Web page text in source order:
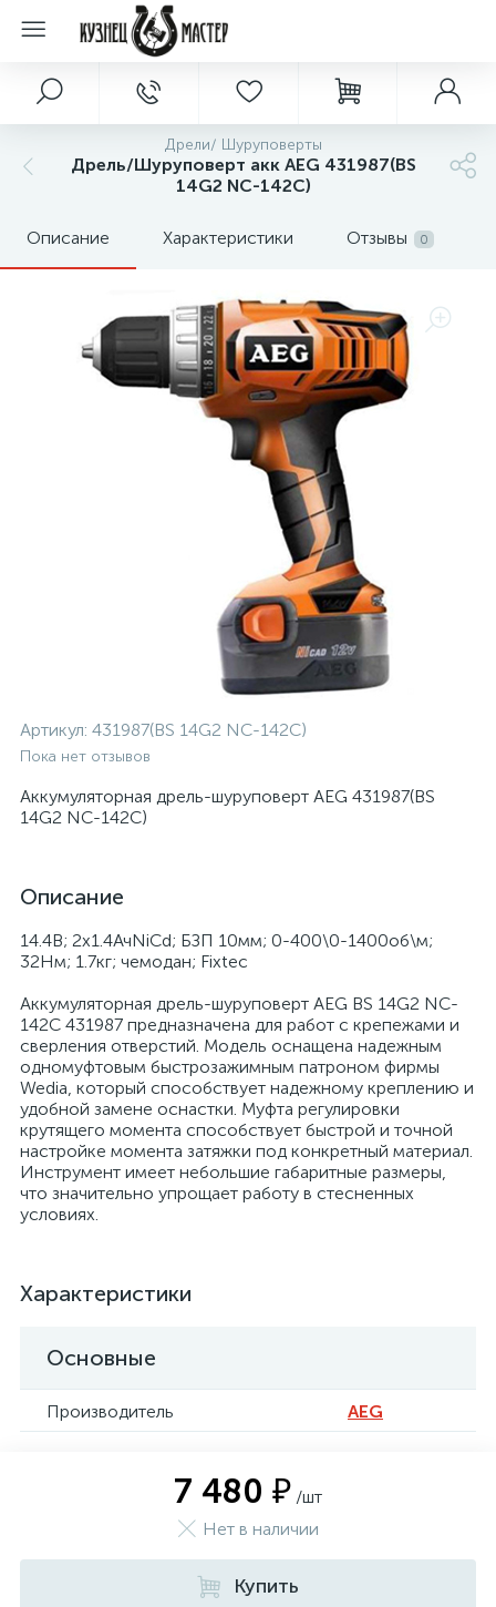
Дрели/ Шуруповерты
Дрель/Шуруповерт акк AEG 431987(BS
14G2 NC-142C)
Описание Характеристики Отзывы 0
Артикул: 431987(BS 14G2 NC-142C)
Пока нет отзывов
Аккумуляторная дрель-шуруповерт AEG 431987(BS
14G2 NC-142C)
Описание
14.4В; 2х1.4АчNiCd; БЗП 10мм; 0-400\0-1400об\м;
32Нм; 1.7кг; чемодан; Fixtec
Аккумуляторная дрель-шуруповерт AEG BS 14G2 NC-
142C 431987 предназначена для работ с крепежами и
сверления отверстий. Модель оснащена надежным
одномуфтовым быстрозажимным патроном фирмы
Wedia, который способствует надежному креплению и
удобной замене оснастки. Муфта регулировки
крутящего момента способствует быстрой и точной
настройке момента затяжки под конкретный материал.
Инструмент имеет небольшие габаритные размеры,
что значительно упрощает работу в стесненных
условиях.
Характеристики
Основные
Производитель AEG
7 480 ₽ /шт
Нет в наличии
Купить